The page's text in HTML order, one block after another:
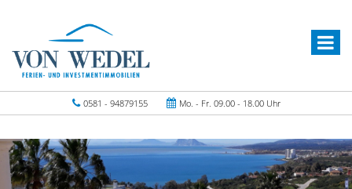
0581 - 94879155 Mo. - Fr. 09.00 - 18.00 Uhr